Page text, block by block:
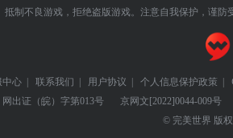
抵制不良游戏，拒绝盗版游戏。注意自我保护，谨防
中心 | 联系我们 | 用户协议 | 个人信息保护政策 |
网出证（皖）字第013号
京网文[2022]0044-009号
© 完美世界 版权